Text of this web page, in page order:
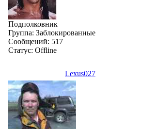
Подполковник
Группа: Заблокированные
Сообщений: 517
Статус: Offline
Lexus027